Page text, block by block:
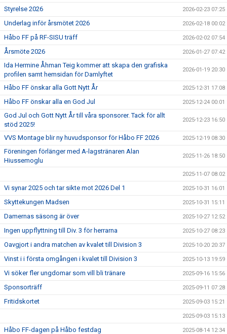
Styrelse 2026 2026-02-23 07:25
Underlag inför årsmötet 2026 2026-02-18 00:02
Håbo FF på RF-SISU träff 2026-02-02 07:54
Årsmöte 2026 2026-01-27 07:42
Ida Hermine Åhman Teig kommer att skapa den grafiska
profilen samt hemsidan för Damlyftet
2026-01-19 20:30
Håbo FF önskar alla Gott Nytt År 2025-12-31 17:08
Håbo FF önskar alla en God Jul 2025-12-24 00:01
God Jul och Gott Nytt År till våra sponsorer. Tack för allt
stöd 2025!
2025-12-23 16:50
VVS Montage blir ny huvudsponsor för Håbo FF 2026 2025-12-19 08:30
Föreningen förlänger med A-lagstränaren Alan
Hiussemoglu
2025-11-26 18:50
2025-11-07 08:02
Vi synar 2025 och tar sikte mot 2026 Del 1 2025-10-31 16:01
Skyttekungen Madsen 2025-10-31 15:11
Damernas säsong är över 2025-10-27 12:52
Ingen uppflyttning till Div. 3 för herrarna 2025-10-27 08:23
Oavgjort i andra matchen av kvalet till Division 3 2025-10-20 20:37
Vinst i i första omgången i kvalet till Division 3 2025-10-13 19:59
Vi söker fler ungdomar som vill bli tränare 2025-09-16 15:56
Sponsorträff 2025-09-11 07:28
Fritidskortet 2025-09-03 15:21
2025-09-03 15:13
Håbo FF-dagen på Håbo festdag 2025-08-14 12:34